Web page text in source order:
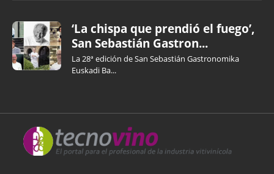
‘La chispa que prendió el fuego’,
San Sebastián Gastron...
La 28ª edición de San Sebastián Gastronomika
Euskadi Ba...